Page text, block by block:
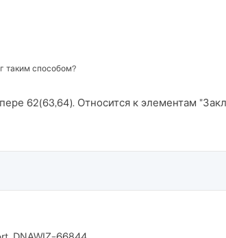
таким способом?
62(63,64). Относится к элементам